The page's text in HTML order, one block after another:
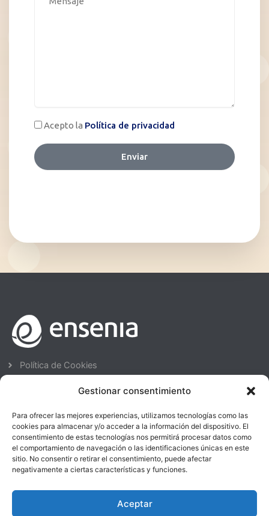
Gestionar consentimiento
Para ofrecer las mejores experiencias, utilizamos tecnologías como las
cookies para almacenar y/o acceder a la información del dispositivo. El
consentimiento de estas tecnologías nos permitirá procesar datos como
el comportamiento de navegación o las identificaciones únicas en este
sitio. No consentir o retirar el consentimiento, puede afectar
negativamente a ciertas características y funciones.
Aceptar
Política de Cookies
Política de Privacidad
ENSENIA FORMACIÓN - SORIA
975 23 93 00
C/ Ronda Eloy Sanz Villa, 6 bj. 42003. Soria
ENSENIA FORMACIÓN - SORIA